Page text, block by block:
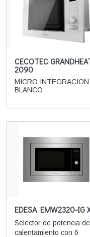
CECOTEC
2090
MICRO INTEGRACION
BLANCO
EDESA EMW2320-IG
Selector de potencia de
calentamiento con 6